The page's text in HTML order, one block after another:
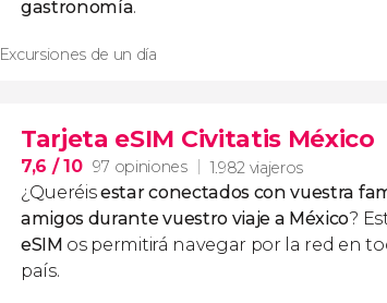
gastronomía.
Excursiones de un día
Tarjeta eSIM Civitatis México
7,6 / 10 97 opiniones 1.982 viajeros
¿Queréisestar conectados con vuestra
amigos durante vuestro viaje a México?
eSIM os permitirá navegar por la red en
país.